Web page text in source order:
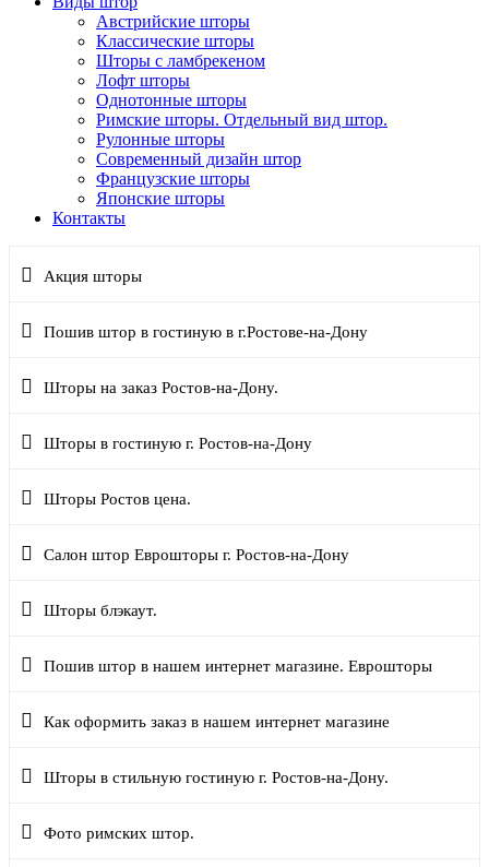
Австрийские шторы
Классические шторы
Шторы с ламбрекеном
Лофт шторы
Однотонные шторы
Римские шторы. Отдельный вид штор.
Рулонные шторы
Современный дизайн штор
Французские шторы
Японские шторы
Контакты
Акция шторы
Пошив штор в гостиную в г.Ростове-на-Дону
Шторы на заказ Ростов-на-Дону.
Шторы в гостиную г. Ростов-на-Дону
Шторы Ростов цена.
Салон штор Еврошторы г. Ростов-на-Дону
Шторы блэкаут.
Пошив штор в нашем интернет магазине. Еврошторы
Как оформить заказ в нашем интернет магазине
Шторы в стильную гостиную г. Ростов-на-Дону.
Фото римских штор.